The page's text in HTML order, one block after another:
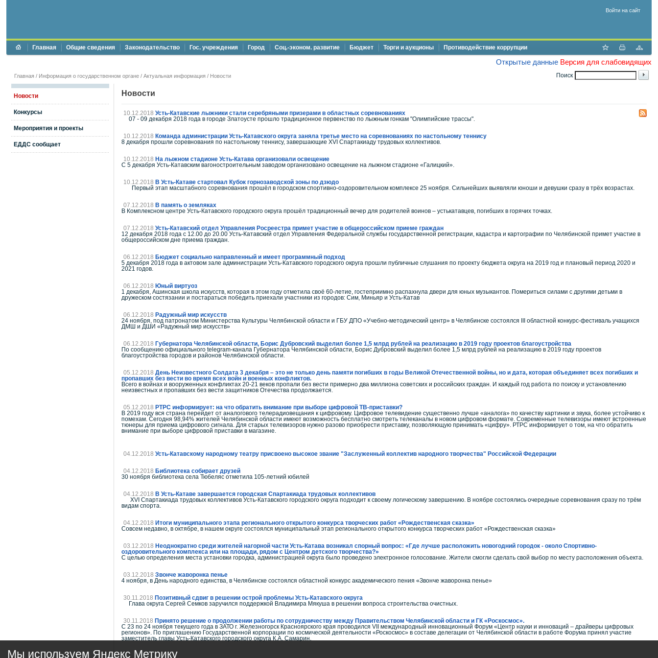
Войти на сайт
Главная Общие сведения Законодательство Гос. учреждения Город Соц.-эконом. развитие Бюджет Торги и аукционы Противодействие коррупции
Открытые данные Версия для слабовидящих
Поиск
Главная / Информация о государственном органе / Актуальная информация / Новости
Новости
Конкурсы
Мероприятия и проекты
ЕДДС сообщает
Новости
10.12.2018 Усть-Катавские лыжники стали серебряными призерами в областных соревнованиях
07 - 09 декабря 2018 года в городе Златоусте прошло традиционное первенство по лыжным гонкам "Олимпийские трассы".
10.12.2018 Команда администрации Усть-Катавского округа заняла третье место на соревнованиях по настольному теннису
8 декабря прошли соревнования по настольному теннису, завершающие XVI Cпартакиаду трудовых коллективов.
10.12.2018 На лыжном стадионе Усть-Катава организовали освещение
С 5 декабря Усть-Катавским вагоностроительным заводом организовано освещение на лыжном стадионе «Галицкий».
10.12.2018 В Усть-Катаве стартовал Кубок горнозаводской зоны по дзюдо
Первый этап масштабного соревнования прошёл в городском спортивно-оздоровительном комплексе 25 ноября. Сильнейших выявляли юноши и девушки сразу в трёх возрастах.
07.12.2018 В память о земляках
В Комплексном центре Усть-Катавского городского округа прошёл традиционный вечер для родителей воинов – устькатавцев, погибших в горячих точках.
07.12.2018 Усть-Катавский отдел Управления Росреестра примет участие в общероссийском приеме граждан
12 декабря 2018 года с 12.00 до 20.00 Усть-Катавский отдел Управления Федеральной службы государственной регистрации, кадастра и картографии по Челябинской примет участие в
общероссийском дне приема граждан.
06.12.2018 Бюджет социально направленный и имеет программный подход
5 декабря 2018 года в актовом зале администрации Усть-Катавского городского округа прошли публичные слушания по проекту бюджета округа на 2019 год и плановый период 2020 и
2021 годов.
06.12.2018 Юный виртуоз
1 декабря, Ашинская школа искусств, которая в этом году отметила своё 60-летие, гостеприимно распахнула двери для юных музыкантов. Помериться силами с другими детьми в
дружеском состязании и постараться победить приехали участники из городов: Сим, Миньяр и Усть-Катав
06.12.2018 Радужный мир искусств
24 ноября, под патронатом Министерства Культуры Челябинской области и ГБУ ДПО «Учебно-методический центр» в Челябинске состоялся III областной конкурс-фестиваль учащихся
ДМШ и ДШИ «Радужный мир искусств»
06.12.2018 Губернатора Челябинской области, Борис Дубровский выделил более 1,5 млрд рублей на реализацию в 2019 году проектов благоустройства
По сообщению официального telegram-канала Губернатора Челябинской области, Борис Дубровский выделил более 1,5 млрд рублей на реализацию в 2019 году проектов
благоустройства городов и районов Челябинской области.
05.12.2018 День Неизвестного Солдата 3 декабря – это не только день памяти погибших в годы Великой Отечественной войны, но и дата, которая объединяет всех погибших и
пропавших без вести во время всех войн и военных конфликтов.
Всего в войнах и вооруженных конфликтах 20-21 веков пропали без вести примерно два миллиона советских и российских граждан. И каждый год работа по поиску и установлению
неизвестных и пропавших без вести защитников Отечества продолжается.
05.12.2018 РТРС информирует: на что обратить внимание при выборе цифровой ТВ-приставки?
В 2019 году вся страна перейдет от аналогового телерадиовещания к цифровому. Цифровое телевидение существенно лучше «аналога» по качеству картинки и звука, более устойчиво к
помехам. Сегодня 98,94% жителей Челябинской области имеют возможность бесплатно смотреть телеканалы в новом цифровом формате. Современные телевизоры имеют встроенные
тюнеры для приема цифрового сигнала. Для старых телевизоров нужно разово приобрести приставку, позволяющую принимать «цифру». РТРС информирует о том, на что обратить
внимание при выборе цифровой приставки в магазине.
04.12.2018 Усть-Катавскому народному театру присвоено высокое звание "Заслуженный коллектив народного творчества" Российской Федерации
04.12.2018 Библиотека собирает друзей
30 ноября библиотека села Тюбеляс отметила 105-летний юбилей
04.12.2018 В Усть-Катаве завершается городская Спартакиада трудовых коллективов
XVI Спартакиада трудовых коллективов Усть-Катавского городского округа подходит к своему логическому завершению. В ноябре состоялись очередные соревнования сразу по трём
видам спорта.
04.12.2018 Итоги муниципального этапа регионального открытого конкурса творческих работ «Рождественская сказка»
Совсем недавно, в октябре, в нашем округе состоялся муниципальный этап регионального открытого конкурса творческих работ «Рождественская сказка»
03.12.2018 Неоднократно среди жителей нагорной части Усть-Катава возникал спорный вопрос: «Где лучше расположить новогодний городок - около Спортивно-
оздоровительного комплекса или на площади, рядом с Центром детского творчества?»
С целью определения места установки городка, администрацией округа было проведено электронное голосование. Жители смогли сделать свой выбор по месту расположения объекта.
03.12.2018 Звонче жаворонка пенье
4 ноября, в День народного единства, в Челябинске состоялся областной конкурс академического пения «Звонче жаворонка пенье»
30.11.2018 Позитивный сдвиг в решении острой проблемы Усть-Катавского округа
Глава округа Сергей Семков заручился поддержкой Владимира Мякуша в решении вопроса строительства очистных.
30.11.2018 Принято решение о продолжении работы по сотрудничеству между Правительством Челябинской области и ГК «Роскосмос».
С 23 по 24 ноября текущего года в ЗАТО г. Железногорск Красноярского края проводился VII международный инновационный Форум «Центр науки и инноваций – драйверы цифровых
регионов». По приглашению Государственной корпорации по космической деятельности «Роскосмос» в составе делегации от Челябинской области в работе Форума принял участие
заместитель главы Усть-Катавского городского округа К.А. Самарин.
Мы используем Яндекс Метрику